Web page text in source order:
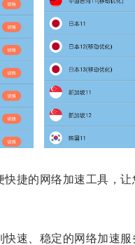
的网络加速工具，让
速、稳定的网络加速服